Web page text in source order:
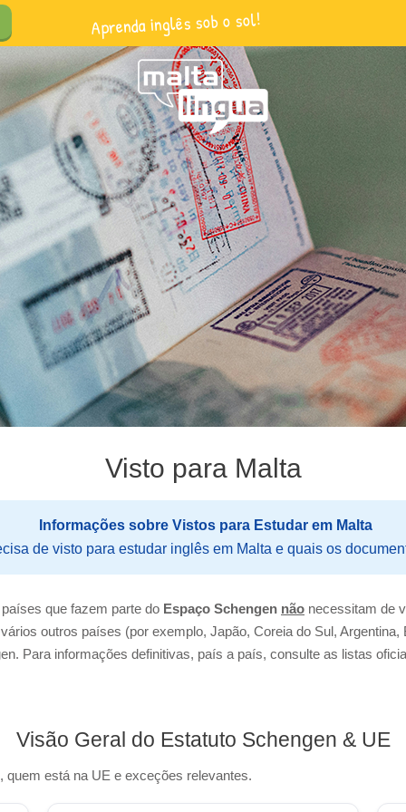
Aprenda inglês sob o sol!
Visto para Malta
Informações sobre Vistos para Estudar em Malta
de visto para estudar inglês em Malta e quais os
que fazem parte do Espaço Schengen não necessitam de
outros países (por exemplo, Japão, Coreia do Sul,
Para informações definitivas, país a país, consulte as listas
Visão Geral do Estatuto Schengen & UE
quem está na UE e exceções relevantes.